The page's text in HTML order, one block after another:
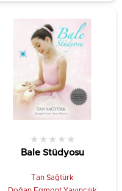
Bale Stüdyosu
★ ★ ★ ★ ★
Tan Sağtürk